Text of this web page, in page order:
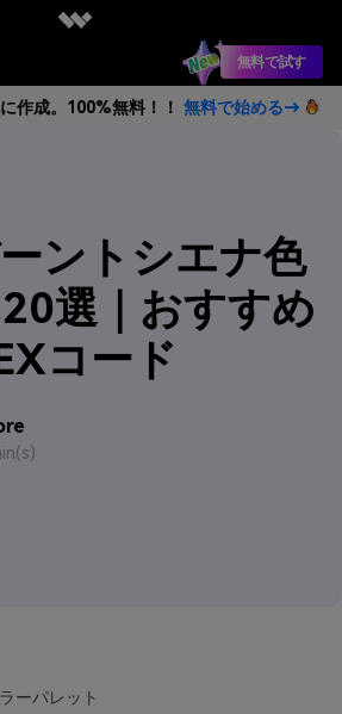
無料で試す
作成。100%無料！！ 無料で始める→
ントシエナ色
選｜おすすめ
コード
ーパレット